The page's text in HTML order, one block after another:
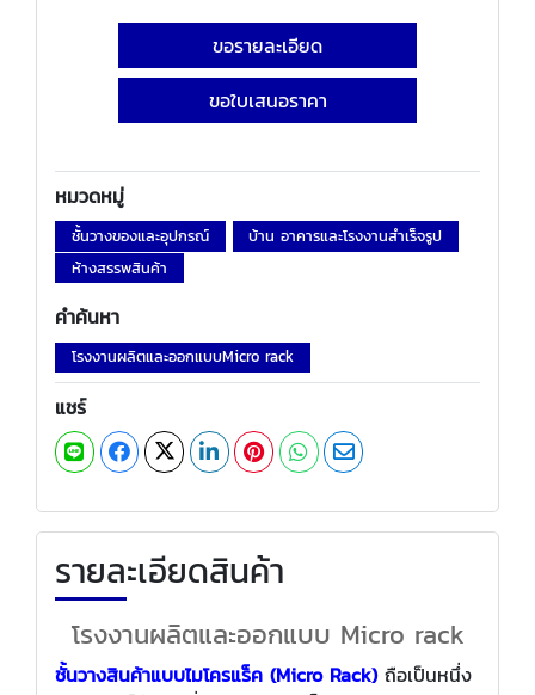
ขอรายละเอียด
ขอใบเสนอราคา
หมวดหมู่
ชั้นวางของและอุปกรณ์
บ้าน อาคารและโรงงานสำเร็จรูป
ห้างสรรพสินค้า
คำค้นหา
โรงงานผลิตและออกแบบMicro rack
แชร์
รายละเอียดสินค้า
โรงงานผลิตและออกแบบ Micro rack
ชั้นวางสินค้าแบบไมโครแร็ค (Micro Rack)ถือเป็นหนึ่ง